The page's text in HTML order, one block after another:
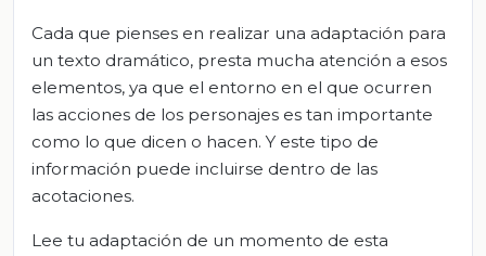
Cada que pienses en realizar una adaptación para
un texto dramático, presta mucha atención a esos
elementos, ya que el entorno en el que ocurren
las acciones de los personajes es tan importante
como lo que dicen o hacen. Y este tipo de
información puede incluirse dentro de las
acotaciones.
Lee tu adaptación de un momento de esta